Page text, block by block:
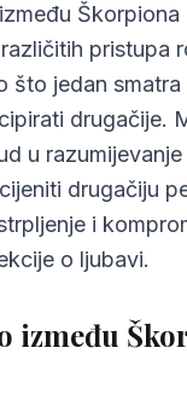
odnosu Škorpiona i
Škorpiona i Lava
pitanja o
pristupa
što jedan
drugačije.
u razumijevanje
drugačiju
i
o ljubavi.
između